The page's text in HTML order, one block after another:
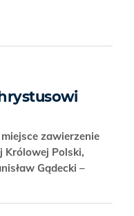
zawierzenie
Królowej Polski,
Gądecki –